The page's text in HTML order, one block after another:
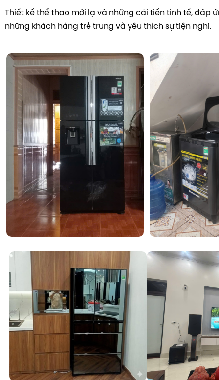
Thiết kế thể thao mới lạ và những cải tiến tinh tế, đáp
những khách hàng trẻ trung và yêu thích sự tiện nghi.